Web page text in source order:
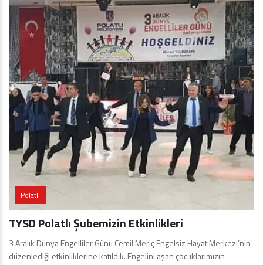
Polatlı
TYSD Polatlı Şubemizin Etkinlikleri
3 Aralık Dünya Engelliler Günü Cemil Meriç Engelsiz Hayat Merkezi’nin
düzenlediği etkinliklerine katıldık. Engelini aşan çocuklarımızın